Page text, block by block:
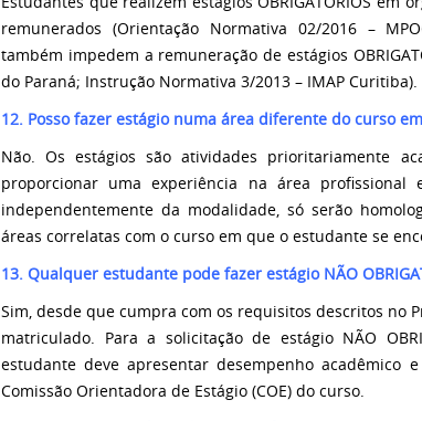
remunerados (Orientação Normativa 02/2016 –
também impedem a remuneração de estágios
do Paraná; Instrução Normativa 3/2013 – IMAP Curitiba).
12. Posso fazer estágio numa área diferente do curso
Não. Os estágios são atividades prioritariamente
proporcionar uma experiência na área profissional
independentemente da modalidade, só serão
áreas correlatas com o curso em que o estudante se
13. Qualquer estudante pode fazer estágio NÃO
Sim, desde que cumpra com os requisitos descritos no
matriculado. Para a solicitação de estágio NÃO
estudante deve apresentar desempenho acadêmico
Comissão Orientadora de Estágio (COE) do curso.